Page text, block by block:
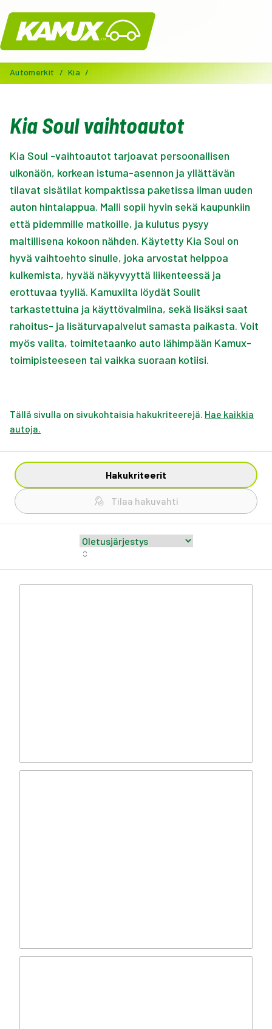
Kamux
Automerkit / Kia /
Kia Soul vaihtoautot
Kia Soul -vaihtoautot tarjoavat persoonallisen
ulkonäön, korkean istuma-asennon ja yllättävän
tilavat sisätilat kompaktissa paketissa ilman uuden
auton hintalappua. Malli sopii hyvin sekä kaupunkiin
että pidemmille matkoille, ja kulutus pysyy
maltillisena kokoon nähden. Käytetty Kia Soul on
hyvä vaihtoehto sinulle, joka arvostat helppoa
kulkemista, hyvää näkyvyyttä liikenteessä ja
erottuvaa tyyliä. Kamuxilta löydät Soulit
tarkastettuina ja käyttövalmiina, sekä lisäksi saat
rahoitus- ja lisäturvapalvelut samasta paikasta. Voit
myös valita, toimitetaanko auto lähimpään Kamux-
toimipisteeseen tai vaikka suoraan kotiisi.
Tällä sivulla on sivukohtaisia hakukriteerejä. Hae kaikkia
autoja.
Hakukriteerit
Tilaa hakuvahti